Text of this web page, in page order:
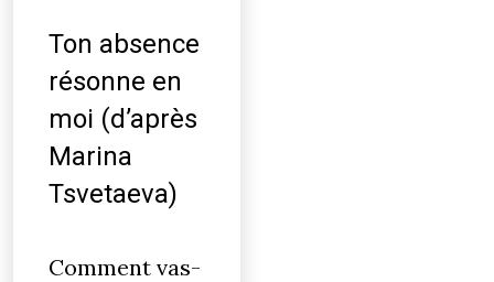
Ton absence
résonne en
moi (d’après
Marina
Tsvetaeva)
Comment vas-